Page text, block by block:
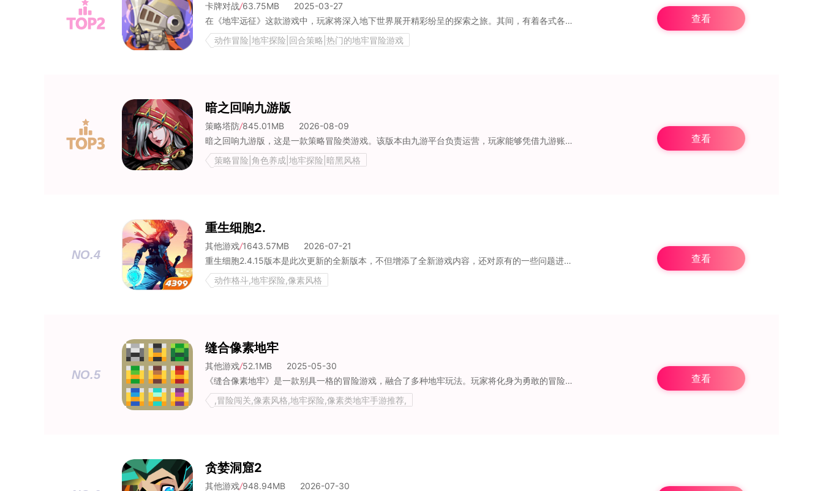
卡牌对战/63.75MB
2025-03-27
在《地牢远征》这款游戏中，玩家将深入地下世界展开精彩纷呈的探索之旅。其间，有着各式各样的方法可供尝试，玩家需不断调整策略，只为尽可能多地收获成功。成功击败敌人
动作冒险|地牢探险|回合策略|热门的地牢冒险游戏
查看
暗之回响九游版
策略塔防/845.01MB
2026-08-09
暗之回响九游版，这是一款策略冒险类游戏。该版本由九游平台负责运营，玩家能够凭借九游账号登录。在游戏里，可探索黑暗区域，体验肉鸽地牢玩法，难度适中。在久远的
策略冒险|角色养成|地牢探险|暗黑风格
查看
NO.4
重生细胞2.
其他游戏/1643.57MB
2026-07-21
重生细胞2.4.15版本是此次更新的全新版本，不但增添了全新游戏内容，还对原有的一些问题进行了优化，为大家带来更优质的游戏体验。这是一款热血紧张的动作格斗类游戏
动作格斗,地牢探险,像素风格
查看
NO.5
缝合像素地牢
其他游戏/52.1MB
2025-05-30
《缝合像素地牢》是一款别具一格的冒险游戏，融合了多种地牢玩法。玩家将化身为勇敢的冒险者，踏入一个由各类地牢拼接而成的世界展开探索。每一处地牢都藏有独特的怪物、谜
,冒险闯关,像素风格,地牢探险,像素类地牢手游推荐,
查看
贪婪洞窟2
其他游戏/948.94MB
2026-07-30